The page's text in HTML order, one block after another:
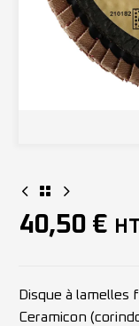
40,50 € HT
Disque à lamelles
Ceramicon